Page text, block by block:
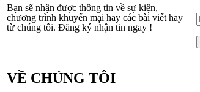
Bạn sẽ nhận được thông tin về sự kiện,
chương trình khuyến mại hay các bài viết hay
từ chúng tôi. Đăng ký nhận tin ngay !
VỀ CHÚNG TÔI